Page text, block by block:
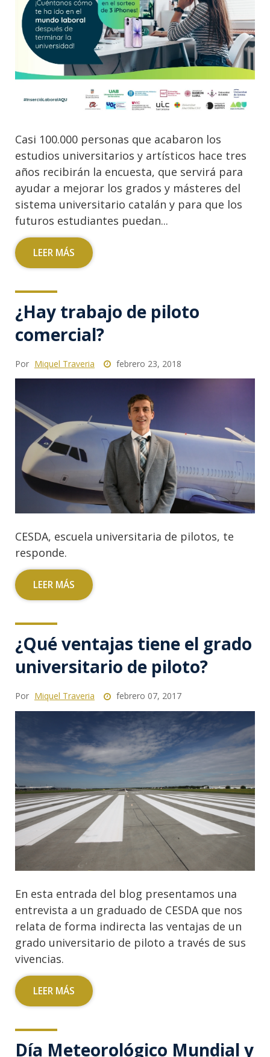
Casi 100.000 personas que acabaron los
estudios universitarios y artísticos hace tres
años recibirán la encuesta, que servirá para
ayudar a mejorar los grados y másteres del
sistema universitario catalán y para que los
futuros estudiantes puedan...
LEER MÁS
¿Hay trabajo de piloto
comercial?
Por Miquel Traveria febrero 23, 2018
CESDA, escuela universitaria de pilotos, te
responde.
LEER MÁS
¿Qué ventajas tiene el grado
universitario de piloto?
Por Miquel Traveria febrero 07, 2017
En esta entrada del blog presentamos una
entrevista a un graduado de CESDA que nos
relata de forma indirecta las ventajas de un
grado universitario de piloto a través de sus
vivencias.
LEER MÁS
Día Meteorológico Mundial y